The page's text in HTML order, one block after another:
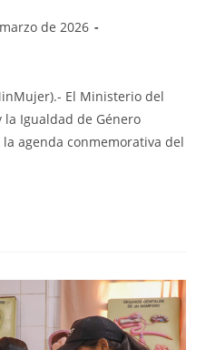
de 2026
El Ministerio del
Igualdad de Género
agenda conmemorativa del